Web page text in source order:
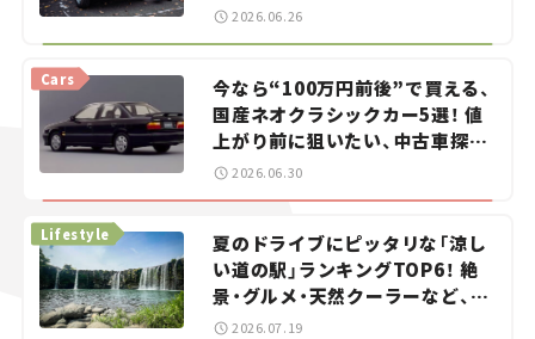
2026.06.26
今なら“100万円前後”で買える、
国産ネオクラシックカー5選！ 値
上がり前に狙いたい、中古車探し
をお手伝い――ちょっとイケてるマ
Cars
2026.06.30
夏のドライブにピッタリな「涼し
い道の駅」ランキングTOP6！ 絶
景・グルメ・天然クーラーなど、避
暑におすすめのスポットを紹介
Lifestyle
2026.07.19